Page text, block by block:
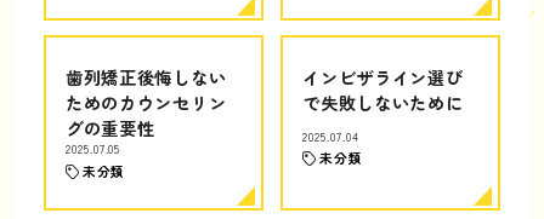
歯列矯正後悔しない
ためのカウンセリン
グの重要性
2025.07.05
未分類
インビザライン選び
で失敗しないために
2025.07.04
未分類